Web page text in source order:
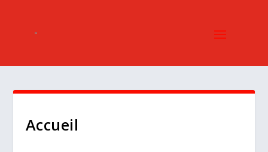
Accueil